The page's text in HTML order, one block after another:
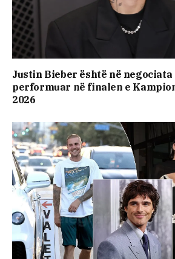
Justin Bieber është në negociata
performuar në finalen e
2026